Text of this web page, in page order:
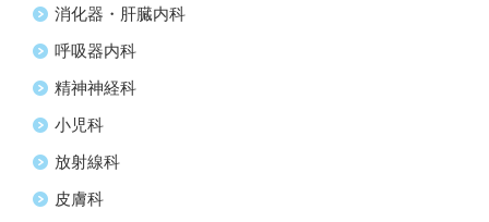
消化器・肝臓内科
呼吸器内科
精神神経科
小児科
放射線科
皮膚科